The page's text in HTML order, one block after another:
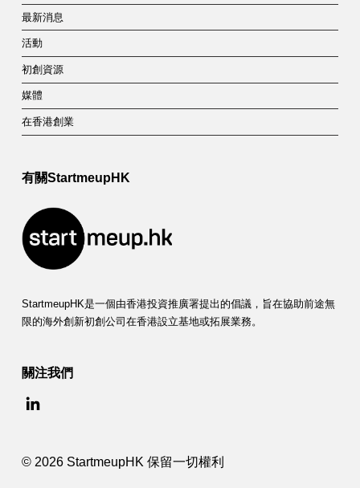
最新消息
活動
初創資源
媒體
在香港創業
有關StartmeupHK
StartmeupHK是一個由香港投資推廣署提出的倡議，旨在協助前途無
限的海外創新初創公司在香港設立基地或拓展業務。
關注我們
© 2026 StartmeupHK 保留一切權利